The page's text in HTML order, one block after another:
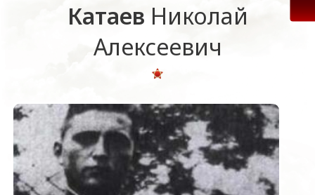
Катаев Николай
Алексеевич